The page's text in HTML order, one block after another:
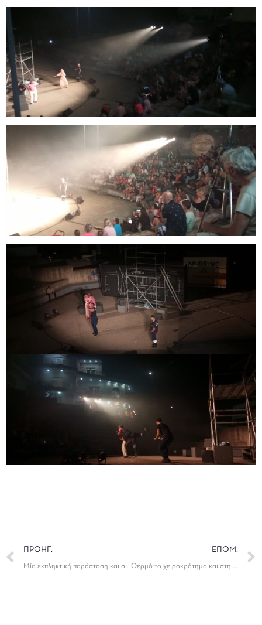
ΠΡΟΗΓ.
Μία εκπληκτική παράσταση και στο Κουτσελιό από τις “Σόδες και Ασπιρίνες”
ΕΠΟΜ.
Θερμό το χειροκρότημα και στη Νεοκαισάρεια Ιωαννίνων για τις “Σόδες και Ασπιρίνες”